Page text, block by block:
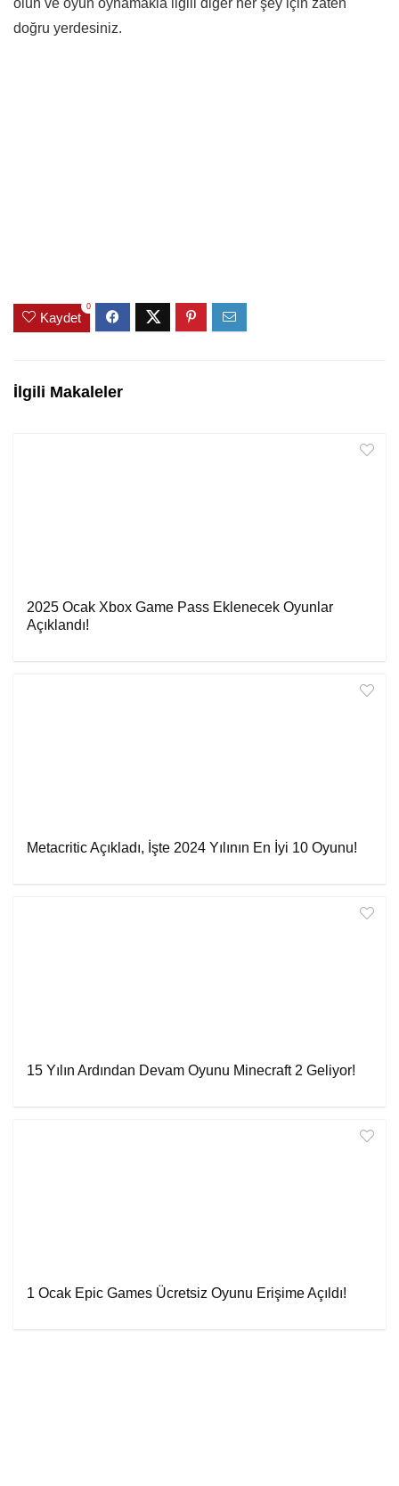
olun ve oyun oynamakla ilgili diğer her şey için zaten
doğru yerdesiniz.
Kaydet
0
İlgili Makaleler
2025 Ocak Xbox Game Pass Eklenecek Oyunlar
Açıklandı!
Metacritic Açıkladı, İşte 2024 Yılının En İyi 10 Oyunu!
15 Yılın Ardından Devam Oyunu Minecraft 2 Geliyor!
1 Ocak Epic Games Ücretsiz Oyunu Erişime Açıldı!